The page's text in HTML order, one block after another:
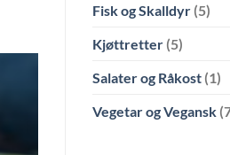
Fisk og Skalldyr(5)
Kjøttretter(5)
Salater og Råkost(1)
Vegetar og Vegansk